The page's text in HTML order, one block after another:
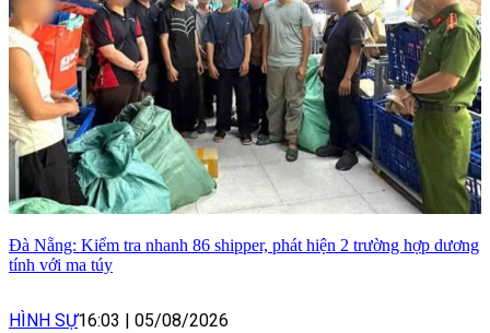
Đà Nẵng: Kiểm tra nhanh 86 shipper, phát hiện 2 trường hợp dương
tính với ma túy
HÌNH SỰ16:03 05/08/2026